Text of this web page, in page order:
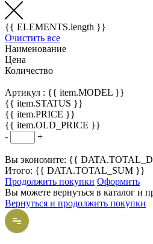
{{ ELEMENTS.length }}
Очистить все
Наименование
Цена
Количество
Артикул : {{ item.MODEL }}
{{ item.STATUS }}
{{ item.PRICE }}
{{ item.OLD_PRICE }}
-
+
Вы экономите: {{
Итого: {{ DATA.TOTAL_SUM }}
Продолжить покупки Оформить
Вы можете вернуться в каталог и
Вернуться и продолжить покупки